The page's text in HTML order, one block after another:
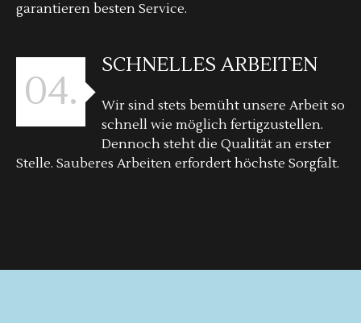
garantieren besten Service.
04.
SCHNELLES ARBEITEN
Wir sind stets bemüht unsere Arbeit so
schnell wie möglich fertigzustellen.
Dennoch steht die Qualität an erster
Stelle. Sauberes Arbeiten erfordert höchste Sorgfalt.